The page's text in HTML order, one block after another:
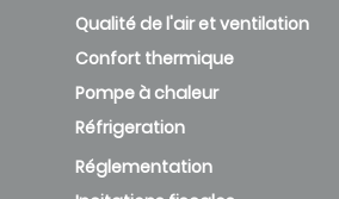
Qualité de l'air et ventilation
Confort thermique
Pompe à chaleur
Réfrigeration
Réglementation